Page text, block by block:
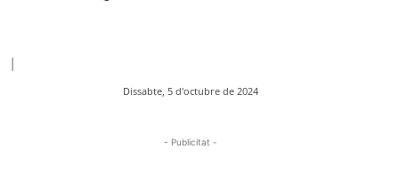
|
Dissabte, 5 d'octubre de 2024
- Publicitat -